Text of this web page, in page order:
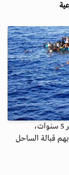
لقي مهاجران تونسيان، أحدهما طفل يبلغ من العمر 5 سنوات،
غرق قاربهم قبالة الساحل